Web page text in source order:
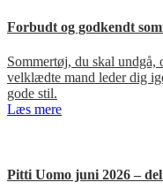
Forbudt og godkendt
Sommertøj, du skal undgå,
velklædte mand leder dig
gode stil.
Læs mere
Pitti Uomo juni 2026 –